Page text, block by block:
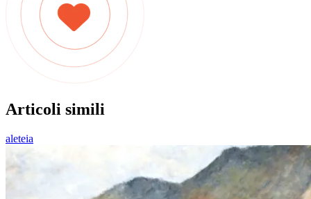
Articoli simili
aleteia